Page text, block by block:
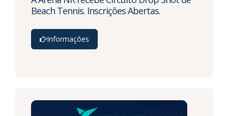
Beach Tennis. Inscrições Abertas.
Informações